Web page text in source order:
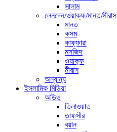
সালাম
লেনদেন/ওয়াক্ফ/মানত/মীরাস
মানত
কসম
কাফ্ফারা
মসজিদ
ওয়াক্ফ
মীরাস
অন্যান্য
ইসলামিক মিডিয়া
অডিও
তিলাওয়াত
তাফসীর
বয়ান